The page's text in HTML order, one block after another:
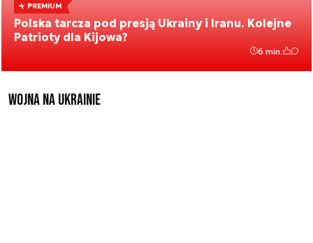
PREMIUM
Polska tarcza pod presją Ukrainy i Iranu. Kolejne
Patrioty dla Kijowa?
6 min.
Wojna na Ukrainie